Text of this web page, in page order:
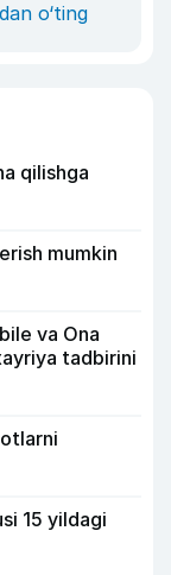
o‘ting
qilishga
mumkin
va Ona
tadbirini
15 yildagi